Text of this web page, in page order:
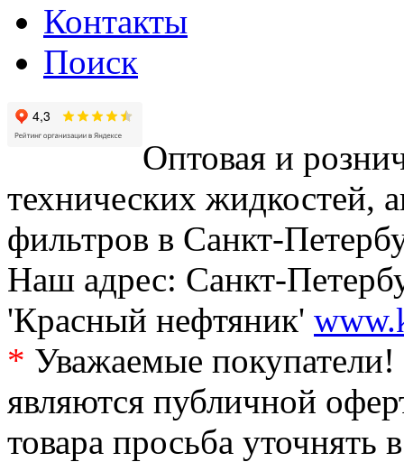
Контакты
Поиск
Оптовая и
технических жидкостей,
фильтров в Санкт-
Наш адрес: Санкт-
'Красный нефтяник'
* Уважаемые
являются публичной
товара просьба уточнять